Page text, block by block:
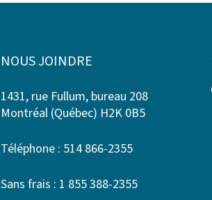
NOUS JOINDRE
1431, rue Fullum, bureau 208
Montréal (Québec) H2K 0B5
Téléphone : 514 866-2355
Sans frais : 1 855 388-2355